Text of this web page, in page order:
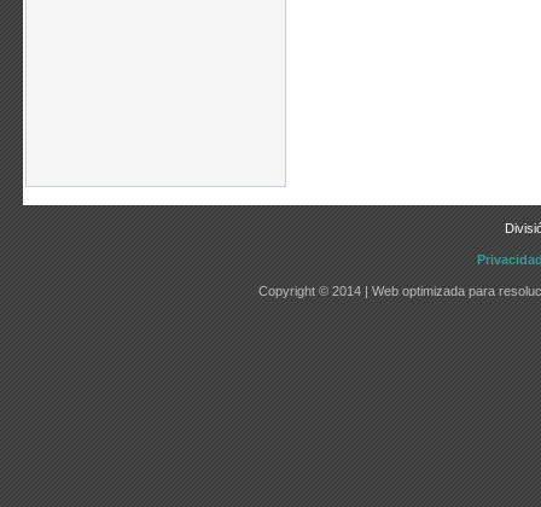
Copyright © 2014 | Web optimizada para